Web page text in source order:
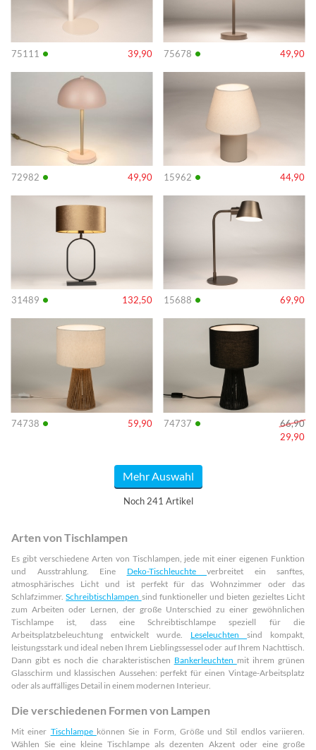
75111 • 39,90 75678 • 49,90
72982 • 49,90
Info
15962 • 44,90
Info
31489 • 132,50
Info
15688 • 69,90
Info
74738 • 59,90
Info
74737 •
66,90
29,90
Info
Mehr Auswahl
Noch 241 Artikel
Arten von Tischlampen
Es gibt verschiedene Arten von Tischlampen, jede mit einer eigenen Funktion
und Ausstrahlung. Eine Deko-Tischleuchte verbreitet ein sanftes,
atmosphärisches Licht und ist perfekt für das Wohnzimmer oder das
Schlafzimmer.Schreibtischlampen sind funktioneller und bieten gezieltes Licht
zum Arbeiten oder Lernen, der große Unterschied zu einer gewöhnlichen
Tischlampe ist, dass eine Schreibtischlampe speziell für die
Arbeitsplatzbeleuchtung entwickelt wurde. Leseleuchten sind kompakt,
leistungsstark und ideal neben Ihrem Lieblingssessel oder auf Ihrem Nachttisch.
Dann gibt es noch die charakteristischen Bankerleuchten mit ihrem grünen
Glasschirm und klassischen Aussehen: perfekt für einen Vintage-Arbeitsplatz
oder als auffälliges Detail in einem modernen Interieur.
Die verschiedenen Formen von Lampen
Mit einer Tischlampe können Sie in Form, Größe und Stil endlos variieren.
Wählen Sie eine kleine Tischlampe als dezenten Akzent oder eine große